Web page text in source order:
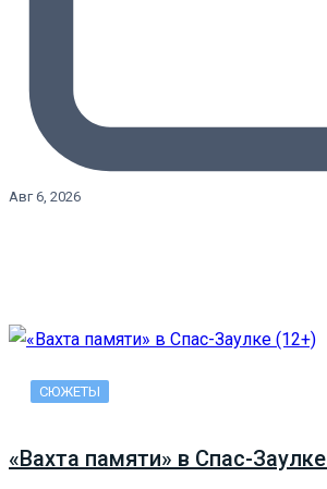
Авг 6, 2026
СЮЖЕТЫ
«Вахта памяти» в Спас-